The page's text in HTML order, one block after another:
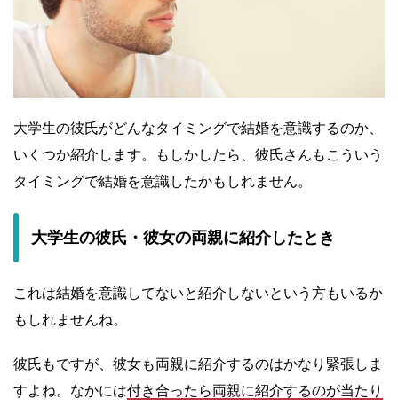
大学生の彼氏がどんなタイミングで結婚を意識するのか、
いくつか紹介します。もしかしたら、彼氏さんもこういう
タイミングで結婚を意識したかもしれません。
大学生の彼氏・彼女の両親に紹介したとき
これは結婚を意識してないと紹介しないという方もいるか
もしれませんね。
彼氏もですが、彼女も両親に紹介するのはかなり緊張しま
すよね。なかには付き合ったら両親に紹介するのが当たり